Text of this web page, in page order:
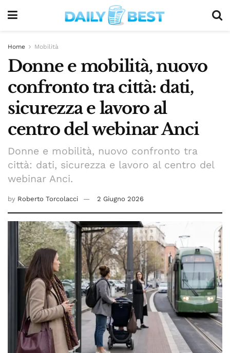
Home Mobilità
Donne e mobilità, nuovo
confronto tra città: dati,
sicurezza e lavoro al
centro del webinar Anci
Donne e mobilità, nuovo confronto tra
città: dati, sicurezza e lavoro al centro del
webinar Anci.
by Roberto Torcolacci 2 Giugno 2026